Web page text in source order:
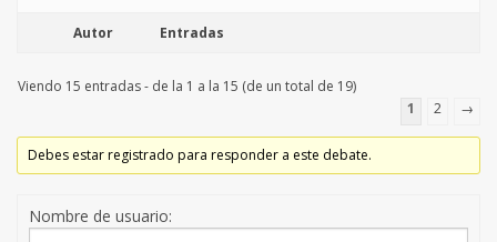
Autor Entradas
Viendo 15 entradas - de la 1 a la 15 (de un total de 19)
1
2 →
Debes estar registrado para responder a este debate.
Nombre de usuario: